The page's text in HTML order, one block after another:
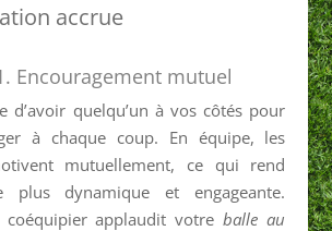
accrue
Encouragement mutuel
d’avoir quelqu’un à vos côtés pour
à chaque coup. En équipe, les
mutuellement, ce qui rend
plus dynamique et engageante.
coéquipier applaudit votreballe au